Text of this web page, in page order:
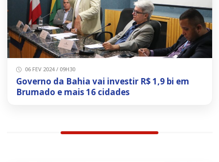
06 FEV 2024 / 09H30
Governo da Bahia vai investir R$ 1,9 bi em
Brumado e mais 16 cidades